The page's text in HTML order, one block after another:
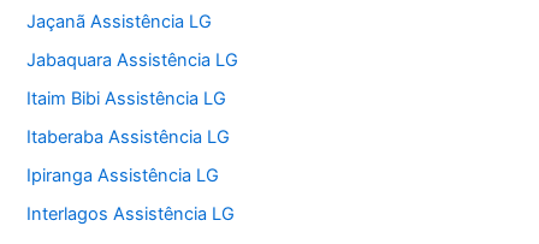
Jaçanã Assistência LG
Jabaquara Assistência LG
Itaim Bibi Assistência LG
Itaberaba Assistência LG
Ipiranga Assistência LG
Interlagos Assistência LG